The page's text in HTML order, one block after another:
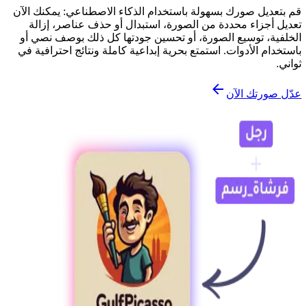
قم بتعديل صورك بسهولة باستخدام الذكاء الاصطناعي: يمكنك الآن
تعديل أجزاء محددة من الصورة، استبدال أو حذف عناصر، إزالة
الخلفية، توسيع الصورة، أو تحسين جودتها كل ذلك بوصف نصي أو
باستخدام الأدوات. استمتع بحرية إبداعية كاملة ونتائج احترافية في
ثواني.
عدّل صورتك الآن